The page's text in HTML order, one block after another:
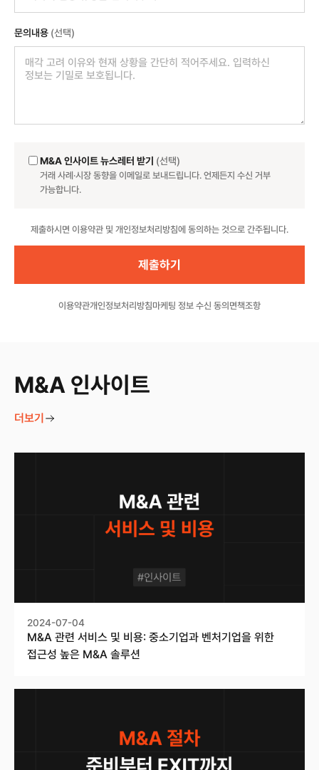
문의내용 (선택)
M&A 인사이트 뉴스레터 받기 (선택)
거래 사례·시장 동향을 이메일로 보내드립니다. 언제든지 수신 거부
가능합니다.
제출하시면 이용약관 및 개인정보처리방침에 동의하는 것으로 간주됩니다.
이용약관개인정보처리방침마케팅 정보 수신 동의면책조항
M&A 인사이트
더보기
2024-07-04
M&A 관련 서비스 및 비용: 중소기업과 벤처기업을 위한
접근성 높은 M&A 솔루션